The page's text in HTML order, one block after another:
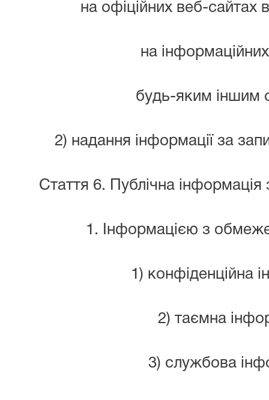
на офіційних веб-сайтах
на
будь-яким іншим
2) надання інформації за
Стаття 6. Публічна
1. Інформацією з
1) конфіденційна
2) таємна
3) службова